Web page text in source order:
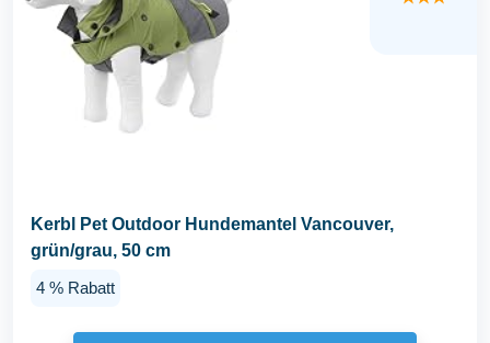
Kerbl Pet Outdoor Hundemantel Vancouver,
grün/grau, 50 cm
4 % Rabatt